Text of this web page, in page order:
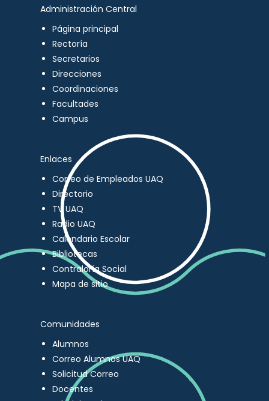
Administración Central
Página principal
Rectoría
Secretarios
Direcciones
Coordinaciones
Facultades
Campus
Enlaces
Correo de Empleados UAQ
Directorio
TV UAQ
Radio UAQ
Calendario Escolar
Bibliotecas
Contraloría Social
Mapa de sitio
Comunidades
Alumnos
Correo Alumnos UAQ
Solicitud Correo
Docentes